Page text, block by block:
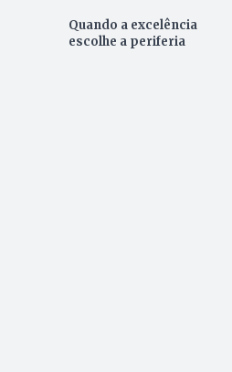
Quando a excelência
escolhe a periferia